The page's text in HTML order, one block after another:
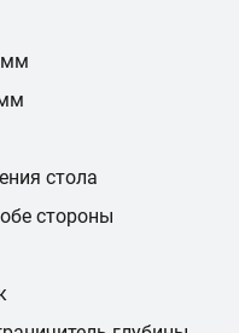
мм
стола
стороны